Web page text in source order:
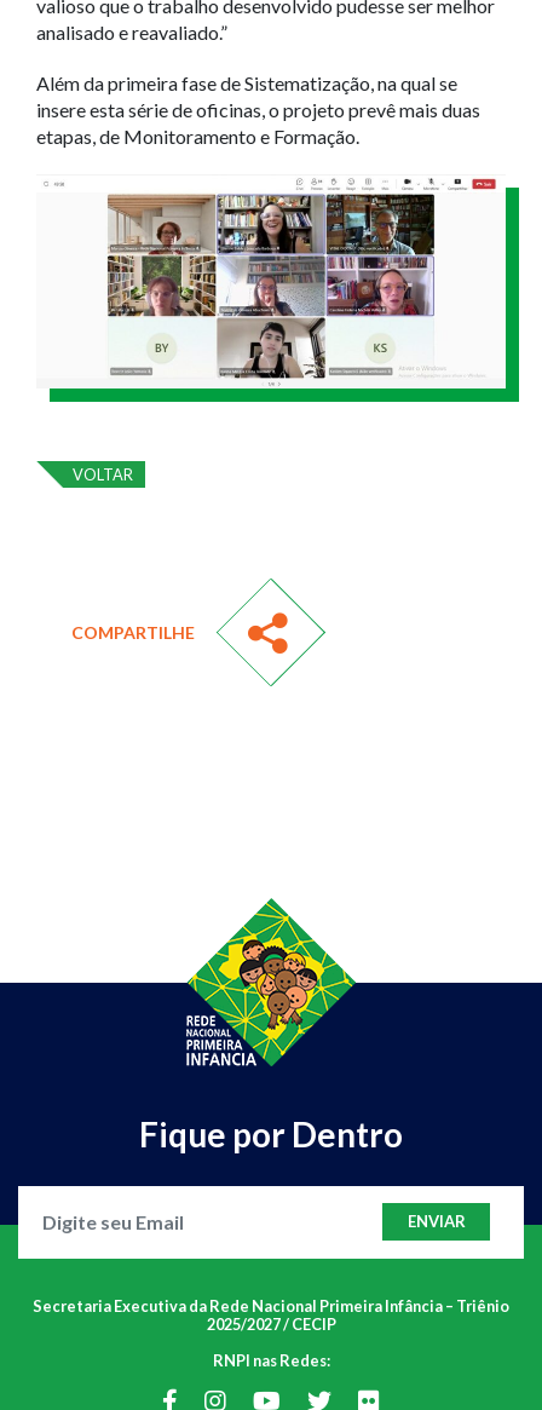
valioso que o trabalho desenvolvido pudesse ser melhor
analisado e reavaliado.”
Além da primeira fase de Sistematização, na qual se
insere esta série de oficinas, o projeto prevê mais duas
etapas, de Monitoramento e Formação.
VOLTAR
COMPARTILHE
Fique por Dentro
ENVIAR
Secretaria Executiva da Rede Nacional Primeira Infância – Triênio
2025/2027 / CECIP
RNPI nas Redes: